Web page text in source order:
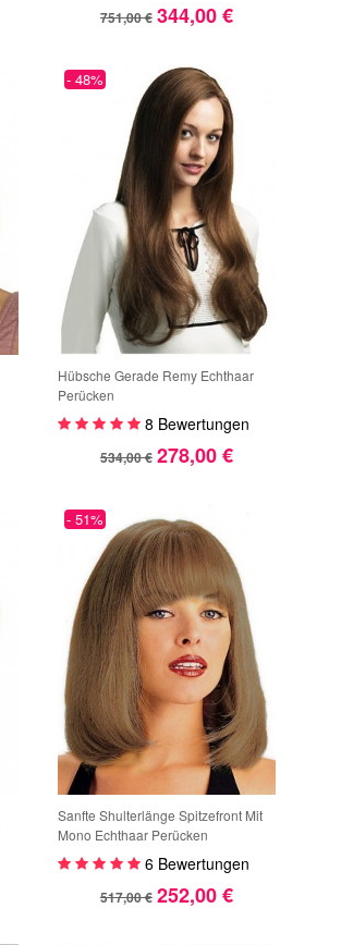
751,00 € 344,00 €
Hübsche Gerade Remy Echthaar
Perücken
8 Bewertungen
534,00 € 278,00 €
- 48%
Sanfte Shulterlänge Spitzefront Mit
Mono Echthaar Perücken
6 Bewertungen
517,00 € 252,00 €
- 51%